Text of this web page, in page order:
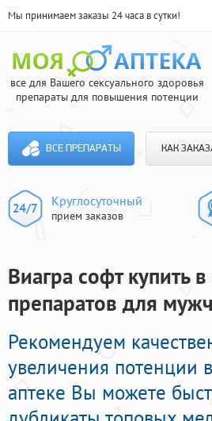
Мы принимаем заказы 24 часа в сутки!
все для Вашего сексуального здоровья
препараты для повышения потенции
ВСЕ ПРЕПАРАТЫ КАК
Круглосуточный
прием заказов
Виагра софт купить
препаратов для
Рекомендуем
увеличения потенции
аптеке Вы можете